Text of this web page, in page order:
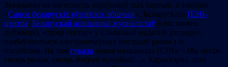
Зважаючы на нягегласць кіраўнікоў тых партый, а таксама
«Саюза беларускіх яўрэйскіх абшчын», Беларускага ПЭН-
цэнтра, Беларускай асацыяцыі журналістаў (спіс можна
доўжыць), «трэці сектар» у Сінявокай надалей дэградуе,
пазбаўляючыся альтэрнатыўных поглядаў разам з іх
носьбітамі. Як там гукала новая начальніца ПЭНа: «Мы мусім
стаць разам, стаць добрай тусоўкай…» Характэрна, што